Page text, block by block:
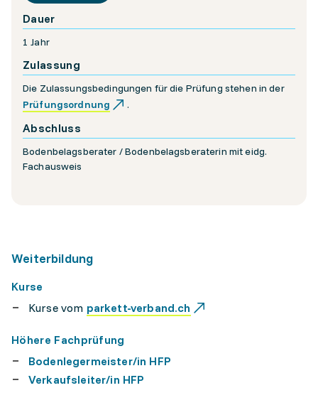
Dauer
1 Jahr
Zulassung
Die Zulassungsbedingungen für die Prüfung stehen in der
Prüfungsordnung
.
Abschluss
Bodenbelagsberater / Bodenbelagsberaterin mit eidg.
Fachausweis
Weiterbildung
Kurse
Kurse vom parkett-verband.ch
Höhere Fachprüfung
Bodenlegermeister/in HFP
Verkaufsleiter/in HFP